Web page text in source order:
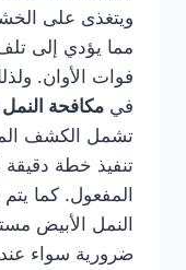
ويتغذى على
مما يؤدي إلى
فوات الأوان.
في مكافحة
تشمل الكشف
تنفيذ خطة دقيقة
المفعول. كما يتم
النمل الأبيض
ضرورية سواء عند